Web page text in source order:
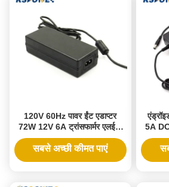
120V 60Hz पावर ईंट एडाप्टर
72W 12V 6A ट्रांसफार्मर एलईडी
लाइट बार ट्रांसफार्मर 12Vdc पीएसयू
120 वोल्ट एसी 12 स्विचिंग पावर
सबसे अच्छी कीमत पाएं
5A
LED